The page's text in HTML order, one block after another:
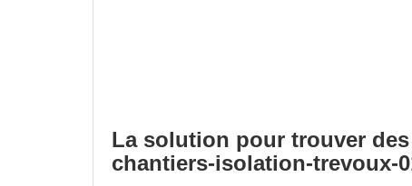
La solution pour trouver
chantiers-isolation-trevoux-